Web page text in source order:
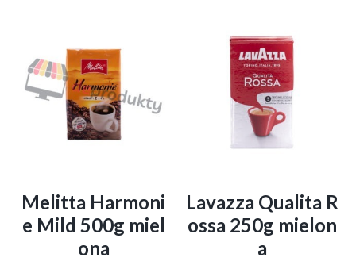
Melitta Harmoni
e Mild 500g miel
ona
Lavazza Qualita R
ossa 250g mielon
a